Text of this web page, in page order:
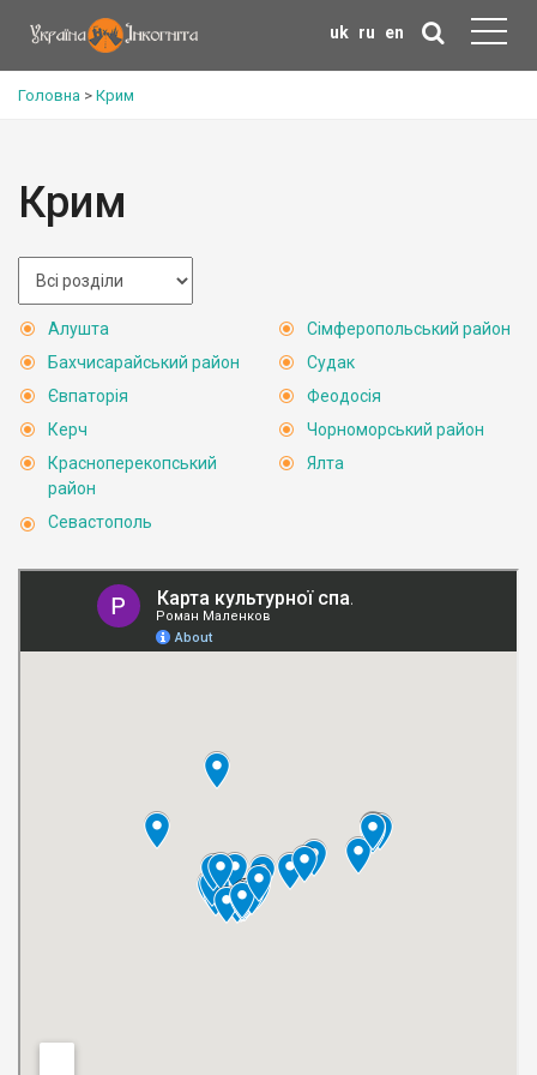
uk ru en
Головна > Крим
Крим
Алушта
Бахчисарайський район
Євпаторія
Керч
Красноперекопський
район
Севастополь
Сімферопольський район
Судак
Феодосія
Чорноморський район
Ялта